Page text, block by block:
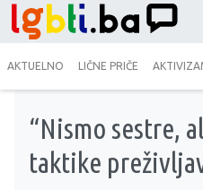
AKTUELNO LIČNE PRIČE
“Nismo sestre,
taktike